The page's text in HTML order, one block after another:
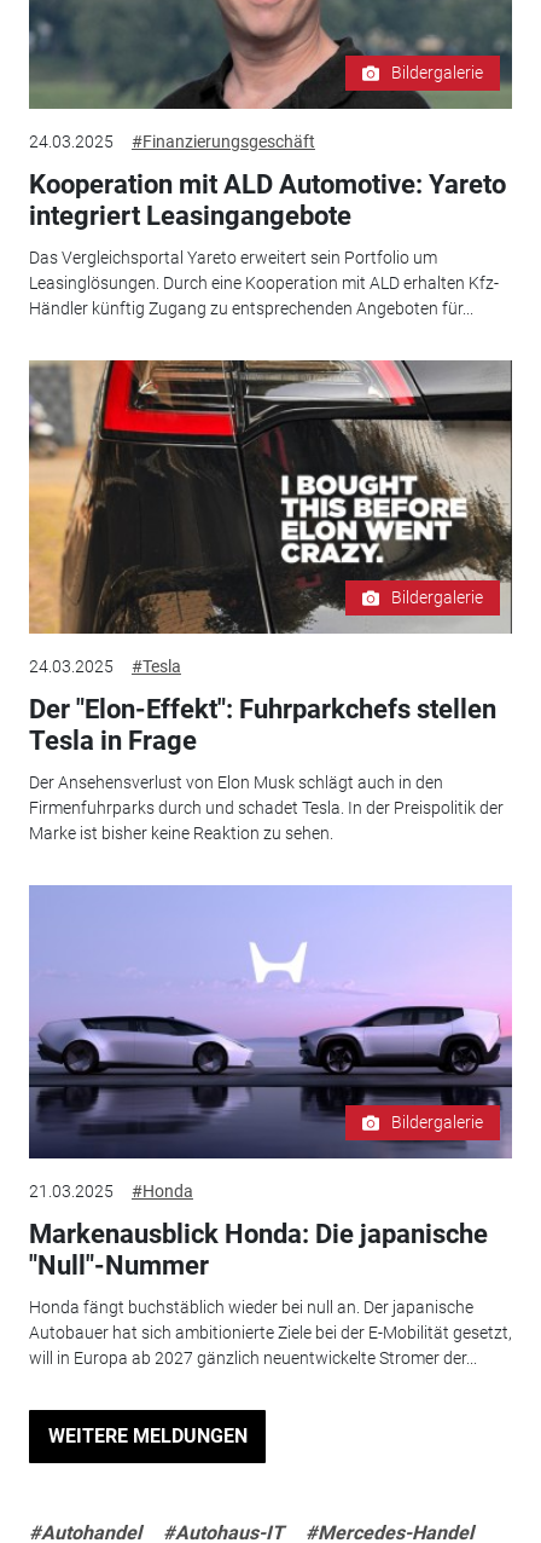
Bildergalerie
24.03.2025 #Finanzierungsgeschäft
Kooperation mit ALD Automotive: Yareto
integriert Leasingangebote
Das Vergleichsportal Yareto erweitert sein Portfolio um
Leasinglösungen. Durch eine Kooperation mit ALD erhalten Kfz-
Händler künftig Zugang zu entsprechenden Angeboten für...
Bildergalerie
24.03.2025 #Tesla
Der "Elon-Effekt": Fuhrparkchefs stellen
Tesla in Frage
Der Ansehensverlust von Elon Musk schlägt auch in den
Firmenfuhrparks durch und schadet Tesla. In der Preispolitik der
Marke ist bisher keine Reaktion zu sehen.
Bildergalerie
21.03.2025 #Honda
Markenausblick Honda: Die japanische
"Null"-Nummer
Honda fängt buchstäblich wieder bei null an. Der japanische
Autobauer hat sich ambitionierte Ziele bei der E-Mobilität gesetzt,
will in Europa ab 2027 gänzlich neuentwickelte Stromer der...
WEITERE MELDUNGEN
#Autohandel #Autohaus-IT #Mercedes-Handel